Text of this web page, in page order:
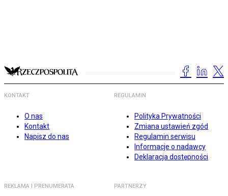
KONTAKT
O nas
Kontakt
Napisz do nas
REGULAMIN
Polityka Prywatności
Zmiana ustawień zgód
Regulamin serwisu
Informacje o nadawcy
Deklaracja dostępności
REKLAMA I PRENUMERATA PARTNERZY